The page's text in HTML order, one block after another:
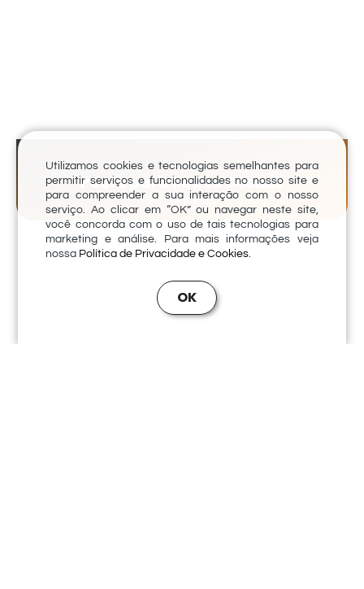
Posts para Redes Sociais
SOLARY VILLE
Utilizamos cookies e tecnologias semelhantes para
permitir serviços e funcionalidades no nosso site e
para compreender a sua interação com o nosso
serviço. Ao clicar em “OK” ou navegar neste site,
você concorda com o uso de tais tecnologias para
marketing e análise. Para mais informações veja
nossa Política de Privacidade e Cookies
OK